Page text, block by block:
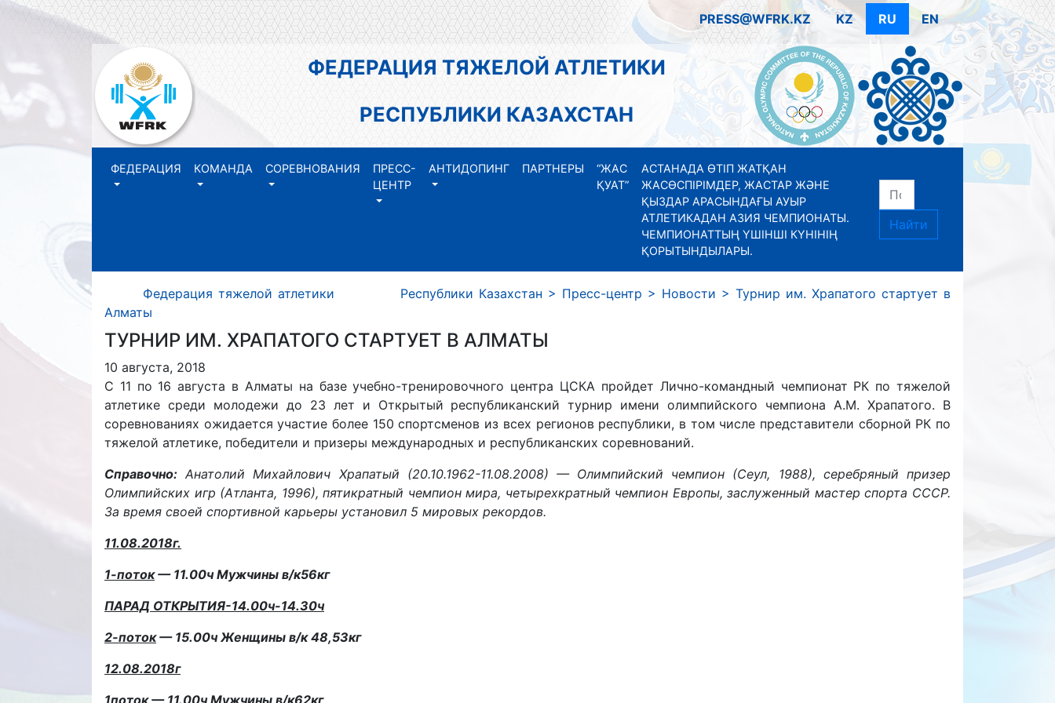
PRESS@WFRK.KZ KZ RU EN
ФЕДЕРАЦИЯ ТЯЖЕЛОЙ АТЛЕТИКИ
РЕСПУБЛИКИ КАЗАХСТАН
ФЕДЕРАЦИЯ КОМАНДА СОРЕВНОВАНИЯ
ПРЕСС-
ЦЕНТР
АНТИДОПИНГ ПАРТНЕРЫ
“ЖАС
ҚУАТ”
АСТАНАДА ӨТІП ЖАТҚАН
ЖАСӨСПІРІМДЕР, ЖАСТАР ЖӘНЕ
ҚЫЗДАР АРАСЫНДАҒЫ АУЫР
АТЛЕТИКАДАН АЗИЯ ЧЕМПИОНАТЫ.
ЧЕМПИОНАТТЫҢ ҮШІНШІ КҮНІНІҢ
ҚОРЫТЫНДЫЛАРЫ.
Найти
Федерация тяжелой атлетики Республики Казахстан > Пресс-центр > Новости > Турнир им. Храпатого стартует в
Алматы
ТУРНИР ИМ. ХРАПАТОГО СТАРТУЕТ В АЛМАТЫ
10 августа, 2018
C 11 по 16 августа в Алматы на базе учебно-тренировочного центра ЦСКА пройдет Лично-командный чемпионат РК по тяжелой
атлетике среди молодежи до 23 лет и Открытый республиканский турнир имени олимпийского чемпиона А.М. Храпатого. В
соревнованиях ожидается участие более 150 спортсменов из всех регионов республики, в том числе представители сборной РК по
тяжелой атлетике, победители и призеры международных и республиканских соревнований.
Справочно: Анатолий Михайлович Храпатый (20.10.1962-11.08.2008) — Олимпийский чемпион (Сеул, 1988), серебряный призер
Олимпийских игр (Атланта, 1996), пятикратный чемпион мира, четырехкратный чемпион Европы, заслуженный мастер спорта СССР.
За время своей спортивной карьеры установил 5 мировых рекордов.
11.08.2018г.
1-поток— 11.00ч Мужчины в/к56кг
ПАРАД ОТКРЫТИЯ-14.00ч-14.30ч
2-поток— 15.00ч Женщины в/к 48,53кг
12.08.2018г
1поток —11.00ч Мужчины в/к62кг